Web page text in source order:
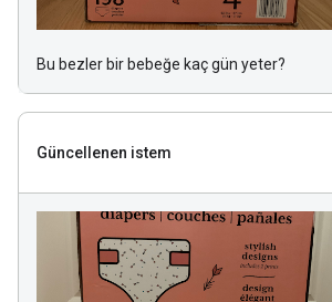
Bu bezler bir bebeğe kaç gün yeter?
Güncellenen istem